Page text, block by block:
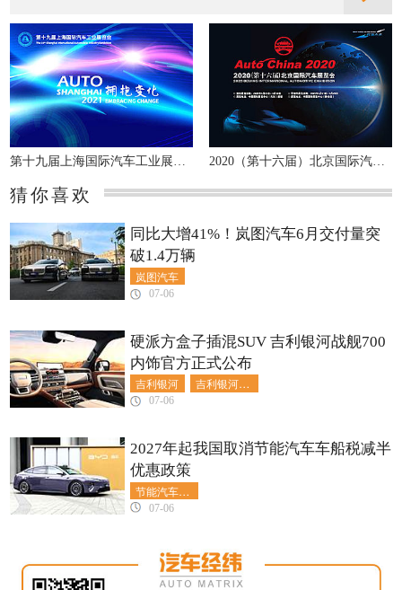
2020（第十六届）北京国际汽车展览会
猜你喜欢
岚图汽车
同比大增41%！岚图汽车6月交付量突
破1.4万辆
07-06
吉利银河 吉利银河战舰700
硬派方盒子插混SUV 吉利银河战舰700
内饰官方正式公布
07-06
节能汽车车船税减半
2027年起我国取消节能汽车车船税减半
优惠政策
07-06